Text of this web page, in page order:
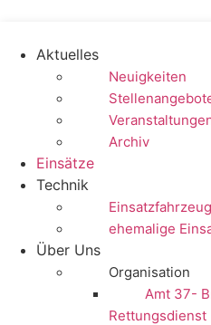
springenAktuelles
Neuigkeiten
Archiv
Einsätze
Technik
ehemalige
Über Uns
Organisation
Amt 37-
Rettungsdienst